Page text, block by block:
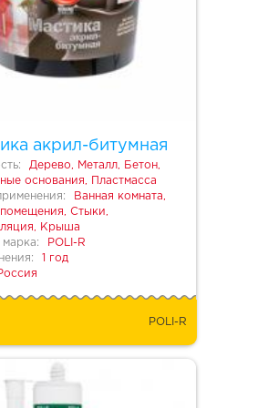
акрил-битумная
Дерево, Металл, Бетон,
основания, Пластмасса
Ванная комната,
Стыки,
Крыша
марка:
POLI-R
1 год
POLI-R